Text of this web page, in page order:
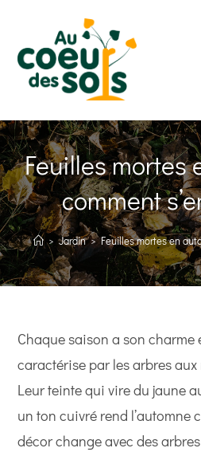
content
Feuilles mortes
comment
> Jardin > Feuilles mortes en
Chaque saison a son charme
caractérise par les arbres
Leur teinte qui vire du jaune
un ton cuivré rend l’automne
décor change avec des